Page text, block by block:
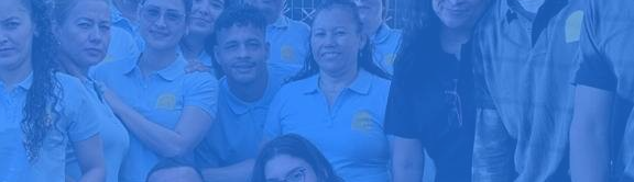
con una limpieza
cada acabado
gratis
Llama hoy: 919 03 52 24